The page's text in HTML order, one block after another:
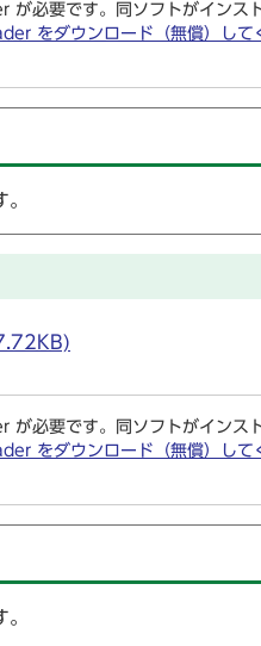
必要です。同ソフトがインス
をダウンロード（無償）して
必要です。同ソフトがインス
をダウンロード（無償）して